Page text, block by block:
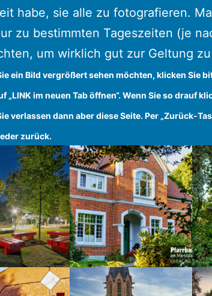
habe, sie alle zu fotografieren.
zu bestimmten Tageszeiten (je
um wirklich gut zur Geltung
ein Bild vergrößert sehen möchten, klicken Sie
„LINK im neuen Tab öffnen“. Wenn Sie so drauf
verlassen dann aber diese Seite. Per „Zurück-
zurück.